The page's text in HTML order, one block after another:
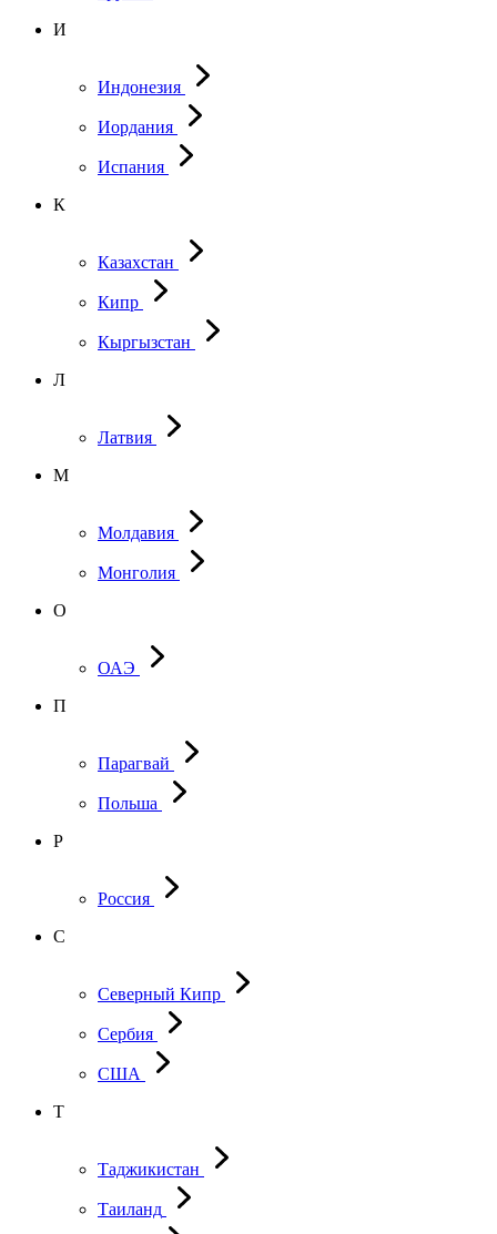
И
Индонезия
Иордания
Испания
К
Казахстан
Кипр
Кыргызстан
Л
Латвия
М
Молдавия
Монголия
О
ОАЭ
П
Парагвай
Польша
Р
Россия
С
Северный Кипр
Сербия
США
Т
Таджикистан
Таиланд